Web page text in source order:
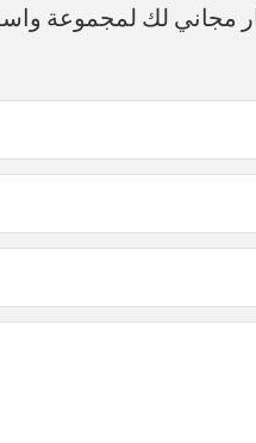
مجاني لك لمجموعة